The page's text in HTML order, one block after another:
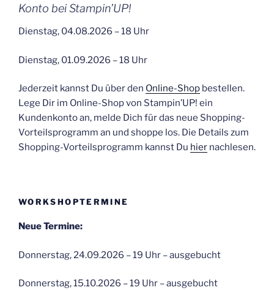
Konto bei Stampin’UP!
Dienstag, 04.08.2026 – 18 Uhr
Dienstag, 01.09.2026 – 18 Uhr
Jederzeit kannst Du über den Online-Shop bestellen.
Lege Dir im Online-Shop von Stampin’UP! ein
Kundenkonto an, melde Dich für das neue Shopping-
Vorteilsprogramm an und shoppe los. Die Details zum
Shopping-Vorteilsprogramm kannst Du hier nachlesen.
WORKSHOPTERMINE
Neue Termine:
Donnerstag, 24.09.2026 – 19 Uhr – ausgebucht
Donnerstag, 15.10.2026 – 19 Uhr – ausgebucht